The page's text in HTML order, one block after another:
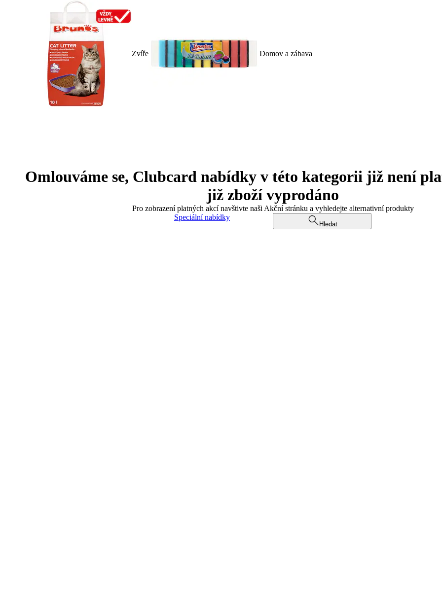
Zvíře Domov a zábava
Omlouváme se, Clubcard nabídky v této kategorii již není
již zboží vyprodáno
Pro zobrazení platných akcí navštivte naši Akční stránku a vyhledejte alternativní produkty
Speciální nabídky
Hledat